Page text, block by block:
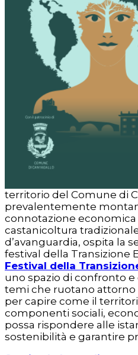
territorio del Comune di
prevalentemente
connotazione
castanicoltura
d’avanguardia, ospita la
festival della Transizione
Festival della
uno spazio di confronto e
temi che ruotano attorno
per capire come il
componenti sociali,
possa rispondere alle
sostenibilità e garantire